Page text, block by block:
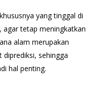
yang tinggal di
agar tetap meningkatkan
alam merupakan
diprediksi, sehingga
hal penting.